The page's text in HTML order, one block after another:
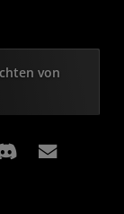
von